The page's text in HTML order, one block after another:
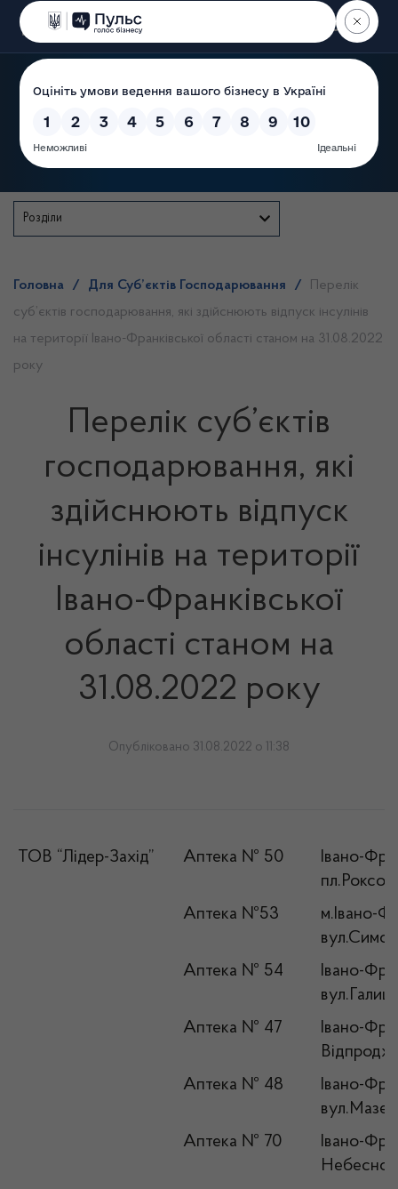
Пошук
Розділи
Головна / Для Суб’єктів Господарювання /
Перелік
суб’єктів господарювання, які здійснюють відпуск інсулінів
на території Івано-Франківської області станом на 31.08.2022
року
Перелік суб’єктів
господарювання, які
здійснюють відпуск
інсулінів на території
Івано-Франківської
області станом на
31.08.2022 року
Опубліковано 31.08.2022 о 11:38
ТОВ “Лідер-Захід” Аптека № 50
Івано-
Аптека №53
м.Івано-
Аптека № 54
Івано-
Аптека № 47
Івано-
Аптека № 48
Івано-
Аптека № 70
Івано-
Небесної